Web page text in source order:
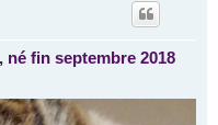
fin septembre 2018